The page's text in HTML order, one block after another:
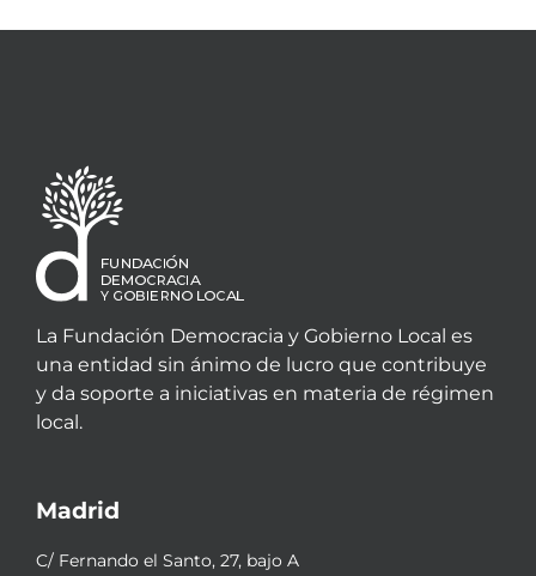
La Fundación Democracia y Gobierno Local es
una entidad sin ánimo de lucro que contribuye
y da soporte a iniciativas en materia de régimen
local.
Madrid
C/ Fernando el Santo, 27, bajo A